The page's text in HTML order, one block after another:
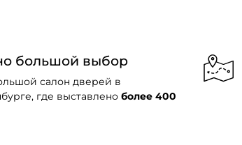
большой выбор
салон дверей в
где выставлено более 400